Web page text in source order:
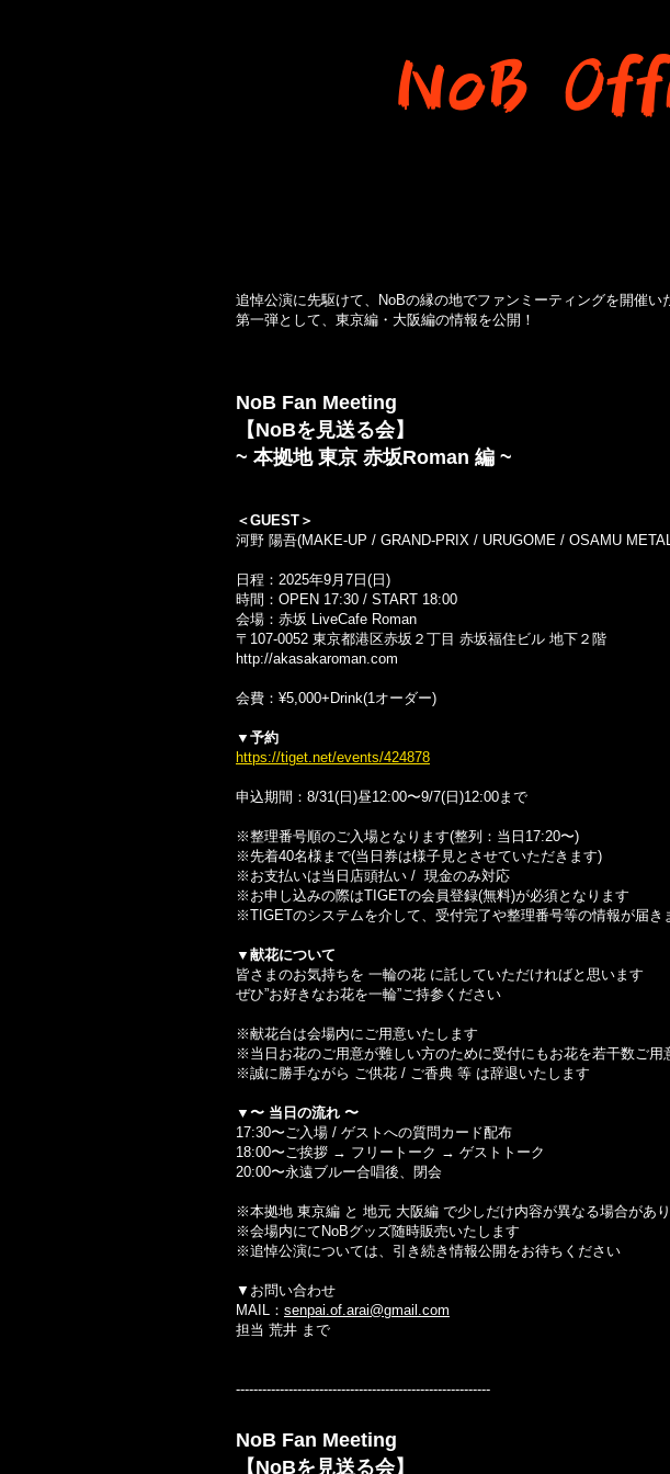
NoB
追悼公演に先駆けて、NoBの縁の地でファンミーティングを開催い
第一弾として、東京編・大阪編の情報を公開！
NoB Fan Meeting
【NoBを見送る会】
~ 本拠地 東京 赤坂Roman 編 ~
＜GUEST＞
河野 陽吾(MAKE-UP / GRAND-PRIX / URUGOME / OSAMU
日程：2025年9月7日(日)
時間：OPEN 17:30 / START 18:00
会場：赤坂 LiveCafe Roman
〒107-0052 東京都港区赤坂２丁目 赤坂福住ビル 地下２階
http://akasakaroman.com
会費：¥5,000+Drink(1オーダー)
▼予約
https://tiget.net/events/424878
申込期間：8/31(日)昼12:00〜9/7(日)12:00まで
※整理番号順のご入場となります(整列：当日17:20〜)
※先着40名様まで(当日券は様子見とさせていただきます)
※お支払いは当日店頭払い / 現金のみ対応
※お申し込みの際はTIGETの会員登録(無料)が必須となります
※TIGETのシステムを介して、受付完了や整理番号等の情報が届き
▼献花について
皆さまのお気持ちを 一輪の花 に託していただければと思います
ぜひ”お好きなお花を一輪”ご持参ください
※献花台は会場内にご用意いたします
※当日お花のご用意が難しい方のために受付にもお花を若干数ご用
※誠に勝手ながら ご供花 / ご香典 等 は辞退いたします
▼〜 当日の流れ 〜
17:30〜ご入場 / ゲストへの質問カード配布
18:00〜ご挨拶 → フリートーク → ゲストトーク
20:00〜永遠ブルー合唱後、閉会
※本拠地 東京編 と 地元 大阪編 で少しだけ内容が異なる場合があ
※会場内にてNoBグッズ随時販売いたします
※追悼公演については、引き続き情報公開をお待ちください
▼お問い合わせ
MAIL： senpai.of.arai@gmail.com
担当 荒井 まで
----------------------------------------------------------
NoB Fan Meeting
【NoBを見送る会】